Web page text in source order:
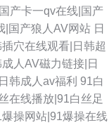
产卡一qv在线|国产
|国产狼人AV网站 日
穴在线观看|日韩超
人AV磁力链接|日
韩成人av福利 91白
在线播放|91白丝足
操网站|91爆操在线